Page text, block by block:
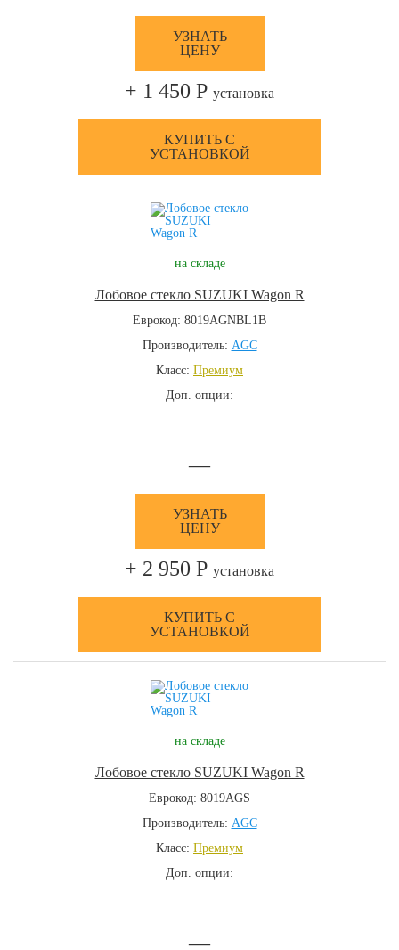
УЗНАТЬ
ЦЕНУ
+ 1 450 Р установка
КУПИТЬ С
УСТАНОВКОЙ
на складе
Лобовое стекло SUZUKI Wagon R
Еврокод: 8019AGNBL1B
Производитель: AGC
Класс: Премиум
Доп. опции:
—
УЗНАТЬ
ЦЕНУ
+ 2 950 Р установка
КУПИТЬ С
УСТАНОВКОЙ
на складе
Лобовое стекло SUZUKI Wagon R
Еврокод: 8019AGS
Производитель: AGC
Класс: Премиум
Доп. опции:
—